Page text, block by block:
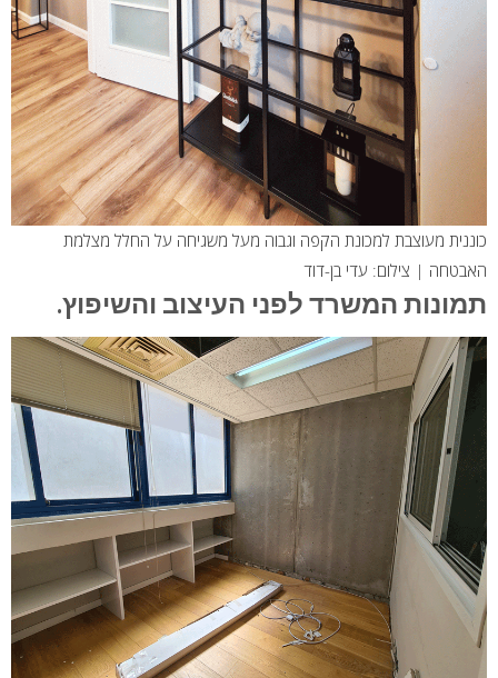
כוננית מעוצבת למכונת הקפה וגבוה מעל משגיחה על החלל מצלמת
האבטחה | צילום: עדי בן-דוד
תמונות המשרד לפני העיצוב והשיפוץ.